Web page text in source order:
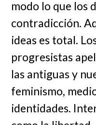
modo lo que los
contradicción.
ideas es total.
progresistas
las antiguas y
feminismo,
identidades.